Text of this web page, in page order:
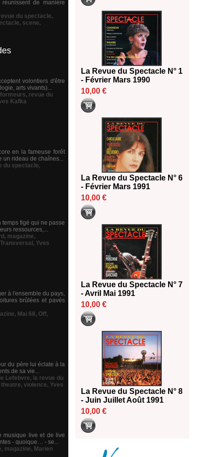
de manière
du spectacle,
, scene,
volontiers d'être
arts vivants)...
, revue du
Kafka
en la fameuse forêt
un rideau de chaînes...
du spectacle,
figé qui ne passe
ressources,...
, magazine,
Transversal , Yves
à l'ensemble du pays,
brûlées et pavés
, Mai 68, Off,
du père lui éclate à la
de sa vie...
Lefebvre, la revue du
theatre, violence, Yves
musique live et de live
- quoique… - se...
, magazine, Marien
La Revue du Spectacle N° 1
- Février Mars 1990
10,00 €
La Revue du Spectacle N° 6
- Février Mars 1991
10,00 €
La Revue du Spectacle N° 7
- Avril Mai 1991
10,00 €
La Revue du Spectacle N° 8
- Juin Juillet Août 1991
10,00 €